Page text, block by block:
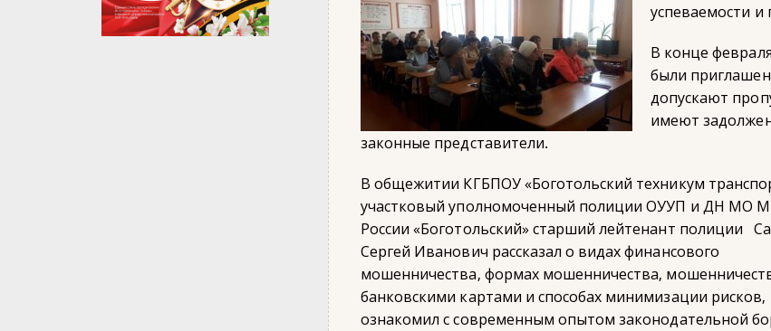
успеваемости
В конце
были
допускают
имеют
законные представители.
В общежитии КГБПОУ «Боготольский техникум
участковый уполномоченный полиции ОУУП и ДН МО
России «Боготольский» старший лейтенант полиции
Сергей Иванович рассказал о видах финансового
мошенничества, формах мошенничества,
банковскими картами и способах минимизации рисков,
ознакомил с современным опытом законодательной